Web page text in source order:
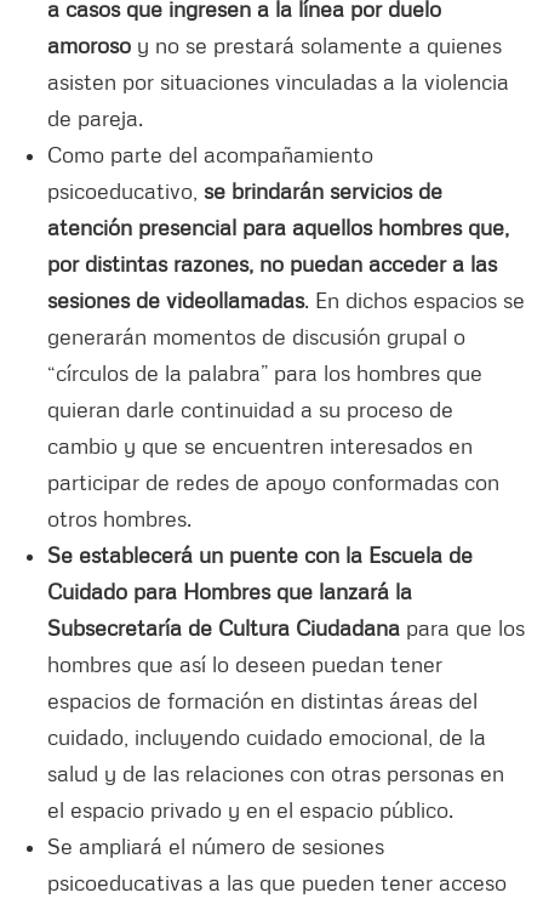
a casos que ingresen a la línea por duelo
amoroso y no se prestará solamente a quienes
asisten por situaciones vinculadas a la violencia
de pareja.
Como parte del acompañamiento
psicoeducativo, se brindarán servicios de
atención presencial para aquellos hombres que,
por distintas razones, no puedan acceder a las
sesiones de videollamadas. En dichos espacios se
generarán momentos de discusión grupal o
“círculos de la palabra” para los hombres que
quieran darle continuidad a su proceso de
cambio y que se encuentren interesados en
participar de redes de apoyo conformadas con
otros hombres.
Se establecerá un puente con la Escuela de
Cuidado para Hombres que lanzará la
Subsecretaría de Cultura Ciudadana para que los
hombres que así lo deseen puedan tener
espacios de formación en distintas áreas del
cuidado, incluyendo cuidado emocional, de la
salud y de las relaciones con otras personas en
el espacio privado y en el espacio público.
Se ampliará el número de sesiones
psicoeducativas a las que pueden tener acceso